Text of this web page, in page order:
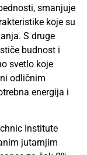
smanjuje
koje su
S druge
budnost i
svetlo koje
odličnim
energija i
Institute
jutarnjim